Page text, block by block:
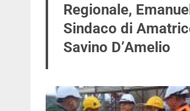
Regionale,
Sindaco di
Savino D’Amelio